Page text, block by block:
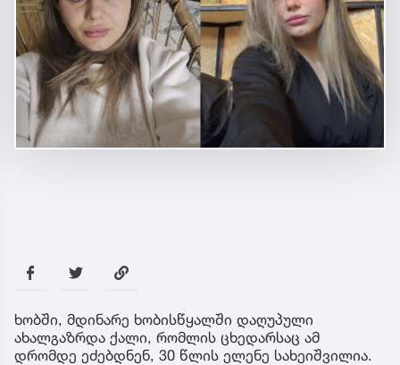
ხობში, მდინარე ხობისწყალში დაღუპული
ახალგაზრდა ქალი, რომლის ცხედარსაც ამ
დრომდე ეძებდნენ, 30 წლის ელენე სახეიშვილია.